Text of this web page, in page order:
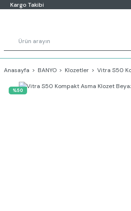
Kargo Takibi
Anasayfa BANYO Klozetler Vitra S50
%50